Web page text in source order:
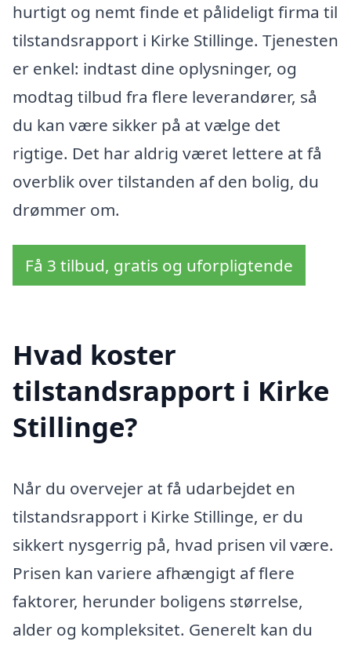
hurtigt og nemt finde et pålideligt firma til
tilstandsrapport i Kirke Stillinge. Tjenesten
er enkel: indtast dine oplysninger, og
modtag tilbud fra flere leverandører, så
du kan være sikker på at vælge det
rigtige. Det har aldrig været lettere at få
overblik over tilstanden af den bolig, du
drømmer om.
Få 3 tilbud, gratis og uforpligtende
Hvad koster
tilstandsrapport i Kirke
Stillinge?
Når du overvejer at få udarbejdet en
tilstandsrapport i Kirke Stillinge, er du
sikkert nysgerrig på, hvad prisen vil være.
Prisen kan variere afhængigt af flere
faktorer, herunder boligens størrelse,
alder og kompleksitet. Generelt kan du